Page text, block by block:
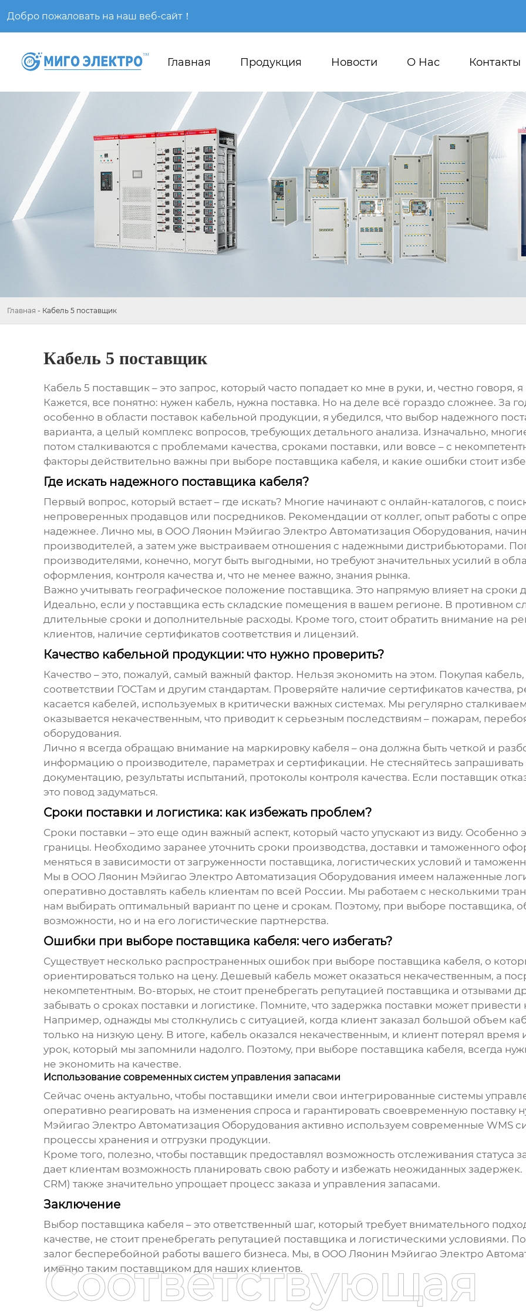
Добро пожаловать на наш веб-сайт！
Главная Продукция Новости О Hас Контакты
Главная - Кабель 5 поставщик
Кабель 5 поставщик
Кабель 5 поставщик– это запрос, который часто попадает ко мне в руки, и, честно говоря,
Кажется, все понятно: нужен кабель, нужна поставка. Но на деле всё гораздо сложнее. За
особенно в области поставок кабельной продукции, я убедился, что выбор надежного
варианта, а целый комплекс вопросов, требующих детального анализа. Изначально,
потом сталкиваются с проблемами качества, сроками поставки, или вовсе – с
факторы действительно важны при выборе поставщика кабеля, и какие ошибки стоит
Где искать надежного поставщика кабеля?
Первый вопрос, который встает – где искать? Многие начинают с онлайн-каталогов, с
непроверенных продавцов или посредников. Рекомендации от коллег, опыт работы с
надежнее. Лично мы, в ООО Ляонин Мэйигао Электро Автоматизация Оборудования,
производителей, а затем уже выстраиваем отношения с надежными дистрибьюторами.
производителями, конечно, могут быть выгодными, но требуют значительных усилий в
оформления, контроля качества и, что не менее важно, знания рынка.
Важно учитывать географическое положение поставщика. Это напрямую влияет на сроки
Идеально, если у поставщика есть складские помещения в вашем регионе. В противном
длительные сроки и дополнительные расходы. Кроме того, стоит обратить внимание на
клиентов, наличие сертификатов соответствия и лицензий.
Качество кабельной продукции: что нужно проверить?
Качество – это, пожалуй, самый важный фактор. Нельзя экономить на этом. Покупая кабель
соответствии ГОСТам и другим стандартам. Проверяйте наличие сертификатов качества,
касается кабелей, используемых в критически важных системах. Мы регулярно
оказывается некачественным, что приводит к серьезным последствиям – пожарам,
оборудования.
Лично я всегда обращаю внимание на маркировку кабеля – она должна быть четкой и
информацию о производителе, параметрах и сертификации. Не стесняйтесь запрашивать
документацию, результаты испытаний, протоколы контроля качества. Если поставщик
это повод задуматься.
Сроки поставки и логистика: как избежать проблем?
Сроки поставки – это еще один важный аспект, который часто упускают из виду. Особенно
границы. Необходимо заранее уточнить сроки производства, доставки и таможенного
меняться в зависимости от загруженности поставщика, логистических условий и
Мы в ООО Ляонин Мэйигао Электро Автоматизация Оборудования имеем налаженные
оперативно доставлять кабель клиентам по всей России. Мы работаем с несколькими
нам выбирать оптимальный вариант по цене и срокам. Поэтому, при выборе поставщика,
возможности, но и на его логистические партнерства.
Ошибки при выборе поставщика кабеля: чего избегать?
Существует несколько распространенных ошибок при выборе поставщика кабеля, о
ориентироваться только на цену. Дешевый кабель может оказаться некачественным, а
некомпетентным. Во-вторых, не стоит пренебрегать репутацией поставщика и отзывами
забывать о сроках поставки и логистике. Помните, что задержка поставки может
Например, однажды мы столкнулись с ситуацией, когда клиент заказал большой объем
только на низкую цену. В итоге, кабель оказался некачественным, и клиент потерял
урок, который мы запомнили надолго. Поэтому, при выборе поставщика кабеля, всегда
не экономить на качестве.
Использование современных систем управления запасами
Сейчас очень актуально, чтобы поставщики имели свои интегрированные системы
оперативно реагировать на изменения спроса и гарантировать своевременную поставку
Мэйигао Электро Автоматизация Оборудования активно используем современные WMS
процессы хранения и отгрузки продукции.
Кроме того, полезно, чтобы поставщик предоставлял возможность отслеживания статуса
дает клиентам возможность планировать свою работу и избежать неожиданных
CRM) также значительно упрощает процесс заказа и управления запасами.
Заключение
Выбор поставщика кабеля – это ответственный шаг, который требует внимательного
качестве, не стоит пренебрегать репутацией поставщика и логистическими условиями.
залог бесперебойной работы вашего бизнеса. Мы, в ООО Ляонин Мэйигао Электро
именно таким поставщиком для наших клиентов.
Соответствующая